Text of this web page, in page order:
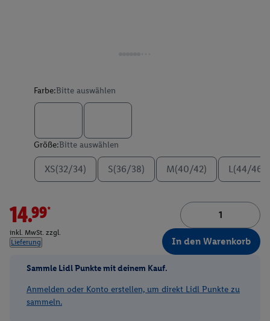
Farbe:Bitte auswählen
Größe:Bitte auswählen
XS(32/34) S(36/38) M(40/42) L(44/46)
14.99*
inkl. MwSt. zzgl.
Lieferung
In den Warenkorb
Sammle Lidl Punkte mit deinem Kauf.
Anmelden oder Konto erstellen, um direkt Lidl Punkte zu
sammeln.